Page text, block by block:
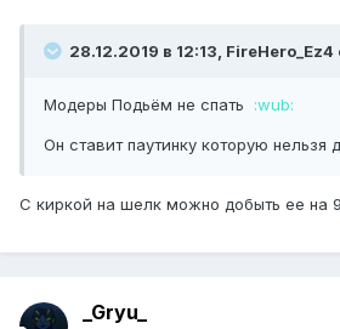
28.12.2019 в 12:13, FireHero_Ez4
Модеры Подьём не спать :wub:
Он ставит паутинку которую нельзя
С киркой на шелк можно добыть ее на
_Gryu_